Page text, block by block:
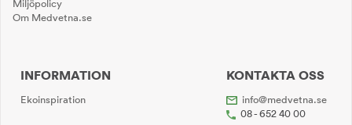
Miljöpolicy
Om Medvetna.se
INFORMATION
Ekoinspiration
KONTAKTA OSS
info@medvetna.se
08 - 652 40 00